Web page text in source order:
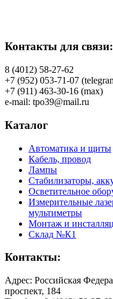
Контакты для связи:
8 (4012) 58-27-62
+7 (952) 053-71-07
+7 (911) 463-30-16 (max)
e-mail: tpo39@mail.ru
Каталог
Автоматика и щиты
Кабель, провод
Лампы
Стабилизаторы,
Осветительное
Измерительные
мультиметры
Монтаж и
Склад №К1
Контакты:
Адрес: Российская
проспект, 184